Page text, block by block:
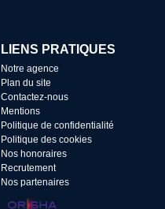
LIENS PRATIQUES
Notre agence
Plan du site
Contactez-nous
Mentions
Politique de confidentialité
Politique des cookies
Nos honoraires
Recrutement
Nos partenaires